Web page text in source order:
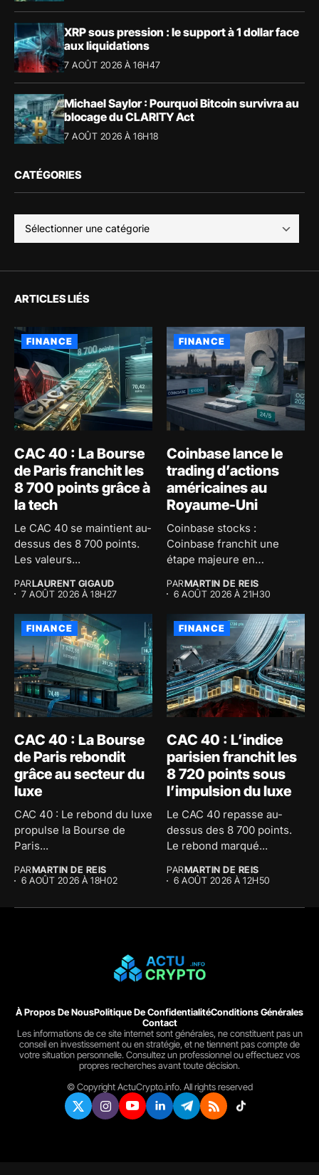
XRP sous pression : le support à 1 dollar face
aux liquidations
7 AOÛT 2026 À 16H47
Michael Saylor : Pourquoi Bitcoin survivra au
blocage du CLARITY Act
7 AOÛT 2026 À 16H18
CATÉGORIES
ARTICLES LIÉS
FINANCE
CAC 40 : La Bourse
de Paris franchit les
8 700 points grâce à
la tech
Le CAC 40 se maintient au-
dessus des 8 700 points.
Les valeurs...
PARLAURENT GIGAUD
7 AOÛT 2026 À 18H27
FINANCE
Coinbase lance le
trading d’actions
américaines au
Royaume-Uni
Coinbase stocks :
Coinbase franchit une
étape majeure en
PARMARTIN DE REIS
6 AOÛT 2026 À 21H30
FINANCE
CAC 40 : La Bourse
de Paris rebondit
grâce au secteur du
luxe
CAC 40 : Le rebond du luxe
propulse la Bourse de
Paris...
PARMARTIN DE REIS
6 AOÛT 2026 À 18H02
FINANCE
CAC 40 : L’indice
parisien franchit les
8 720 points sous
l’impulsion du luxe
Le CAC 40 repasse au-
dessus des 8 700 points.
Le rebond marqué...
PARMARTIN DE REIS
6 AOÛT 2026 À 12H50
À Propos De NousPolitique De ConfidentialitéConditions Générales
Contact
Les informations de ce site internet sont générales, ne constituent pas un
conseil en investissement ou en stratégie, et ne tiennent pas compte de
votre situation personnelle. Consultez un professionnel ou effectuez vos
propres recherches avant toute décision.
© Copyright ActuCrypto.info. All rights reserved